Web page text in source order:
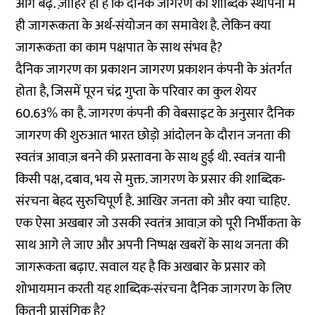
ही जागरूकता के अर्थ-संयोजन का समावेश है. लेकिन क्या
जागरूकता का काम पक्षपात के साथ संभव है?
दैनिक जागरण का प्रकाशन जागरण प्रकाशन कंपनी के अंतर्गत
होता है, जिसमें पूरन चंद्र गुप्ता के परिवार का कुल शेयर
60.63% का है. जागरण कंपनी की वेबसाइट के अनुसार दैनिक
जागरण की शुरुआत भारत छोड़ो आंदोलन के दौरान जनता की
स्वतंत्र आवाज़ बनने की प्रस्तावना के साथ हुई थी. स्वतंत्र यानी
किसी पक्ष, दबाव, भय से मुक्त. जागरण के प्रसार की शाब्दिक-
संरचना बेहद सुरुचिपूर्ण है. आखिर जनता को और क्या चाहिए.
एक ऐसा अखबार जो उसकी स्वतंत्र आवाज़ को पूरी निर्भीकता के
साथ आगे ले जाए और अपनी निष्पक्ष खबरों के साथ जनता की
जागरूकता बढ़ाए. सवाल यह है कि अखबार के प्रसार को
शोभायमान करती यह शाब्दिक-संरचना दैनिक जागरण के लिए